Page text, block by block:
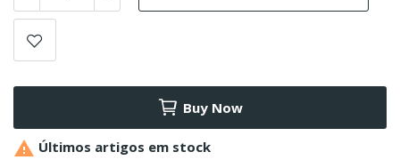
Buy Now
 Últimos artigos em stock